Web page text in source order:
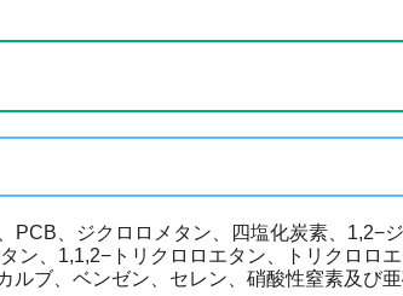
、ジクロロメタン、四塩化炭素、1,2−
ン、1,1,2−トリクロロエタン、トリクロロ
ブ、ベンゼン、セレン、硝酸性窒素及び